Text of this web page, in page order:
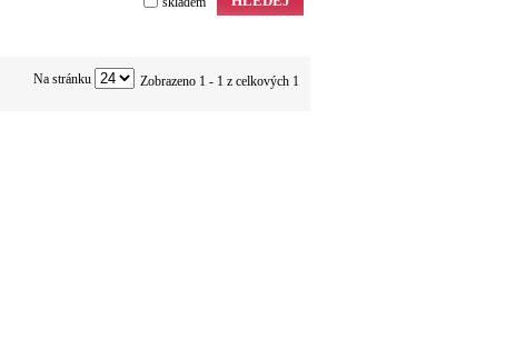
Zobrazeno 1 - 1 z celkových 1
Na stránku